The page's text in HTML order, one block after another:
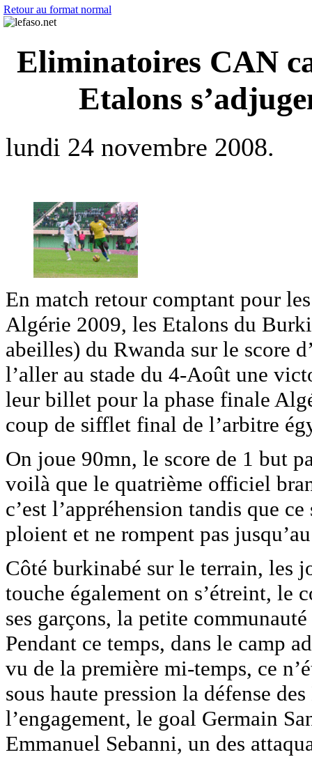
Retour au format normal
Eliminatoires CAN
Etalons
lundi 24 novembre 2008.
En match retour comptant pour
Algérie 2009, les Etalons du
abeilles) du Rwanda sur le score
l’aller au stade du 4-Août une
leur billet pour la phase finale
coup de sifflet final de l’arbitre
On joue 90mn, le score de 1 but
voilà que le quatrième officiel
c’est l’appréhension tandis que
ploient et ne rompent pas
Côté burkinabé sur le terrain, les
touche également on s’étreint, le
ses garçons, la petite
Pendant ce temps, dans le camp
vu de la première mi-temps, ce
sous haute pression la défense
l’engagement, le goal Germain
Emmanuel Sebanni, un des